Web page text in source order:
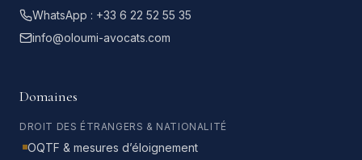
WhatsApp : +33 6 22 52 55 35
info@oloumi-avocats.com
Domaines
DROIT DES ÉTRANGERS & NATIONALITÉ
OQTF & mesures d’éloignement